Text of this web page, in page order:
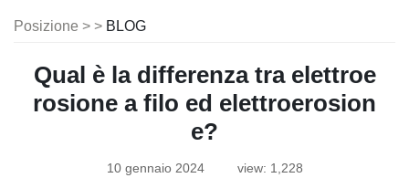
Posizione > > BLOG
Qual è la differenza tra elettroe
rosione a filo ed elettroerosion
e?
10 gennaio 2024 view: 1,228